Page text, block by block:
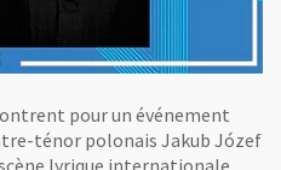
pour un événement
ténor polonais Jakub Józef
lyrique internationale,